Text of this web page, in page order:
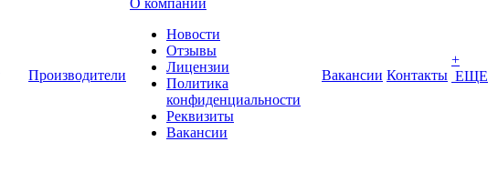
Производители
О компании
Новости
Отзывы
Лицензии
Политика
конфиденциальности
Реквизиты
Вакансии
Вакансии Контакты
+
ЕЩЕ